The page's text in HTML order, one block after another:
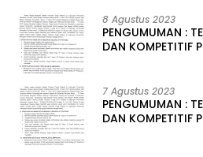
LINGKUNGAN PEMERINTAH
8 Agustus 2023
PENGUMUMAN :
DAN KOMPETITIF
KABUPATEN
7 Agustus 2023
PENGUMUMAN :
DAN KOMPETITIF